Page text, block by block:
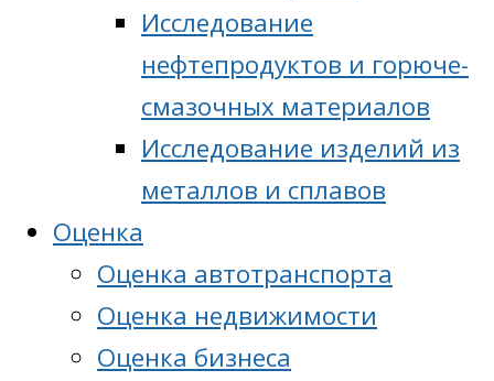
Исследование
нефтепродуктов и горюче-
смазочных материалов
Исследование изделий из
металлов и сплавов
Оценка
Оценка автотранспорта
Оценка недвижимости
Оценка бизнеса